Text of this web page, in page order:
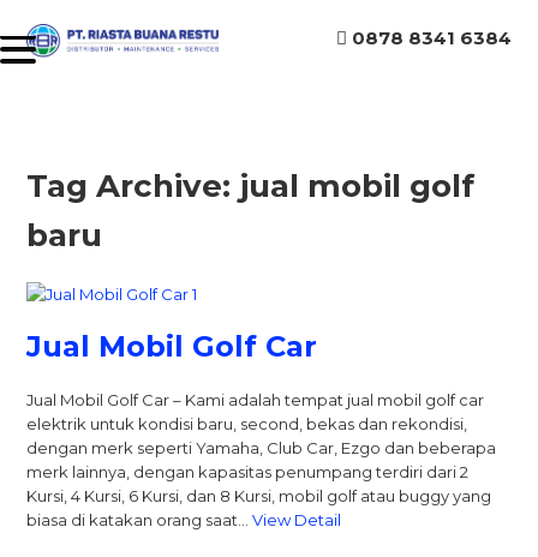
0878 8341 6384
Tag Archive: jual mobil golf
baru
Jual Mobil Golf Car
Jual Mobil Golf Car – Kami adalah tempat jual mobil golf car
elektrik untuk kondisi baru, second, bekas dan rekondisi,
dengan merk seperti Yamaha, Club Car, Ezgo dan beberapa
merk lainnya, dengan kapasitas penumpang terdiri dari 2
Kursi, 4 Kursi, 6 Kursi, dan 8 Kursi, mobil golf atau buggy yang
biasa di katakan orang saat…View Detail